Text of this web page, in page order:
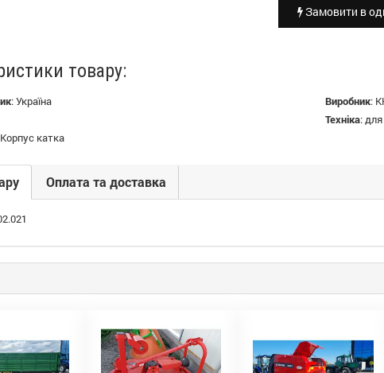
Замовити в
товару:
:Україна Виробник:
Техніка:
Корпус катка
Оплата та доставка